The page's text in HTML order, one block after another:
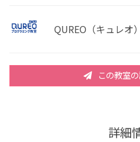
QUREO（キュレオ
この教室
詳細